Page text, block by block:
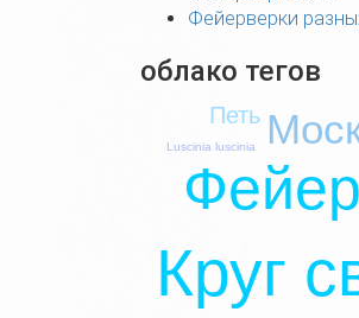
Фейерверки
облако тегов
Круг
Петь
Luscinia luscinia